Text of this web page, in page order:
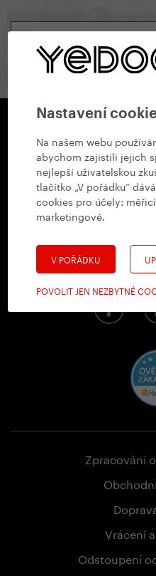
Nastavení
Na našem webu
abychom zajistili jejich
nejlepší uživatelskou
tlačítko „V pořádku“
cookies pro účely:
marketingové.
V POŘÁDKU
POVOLIT JEN NEZBYTNÉ
Radlická 80, 150 00
info@yedoo.cz
Po - Pá
Zpracování
Vrácení
Odstoupení